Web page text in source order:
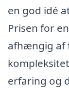
en god idé
Prisen for
afhængig af
erfaring og